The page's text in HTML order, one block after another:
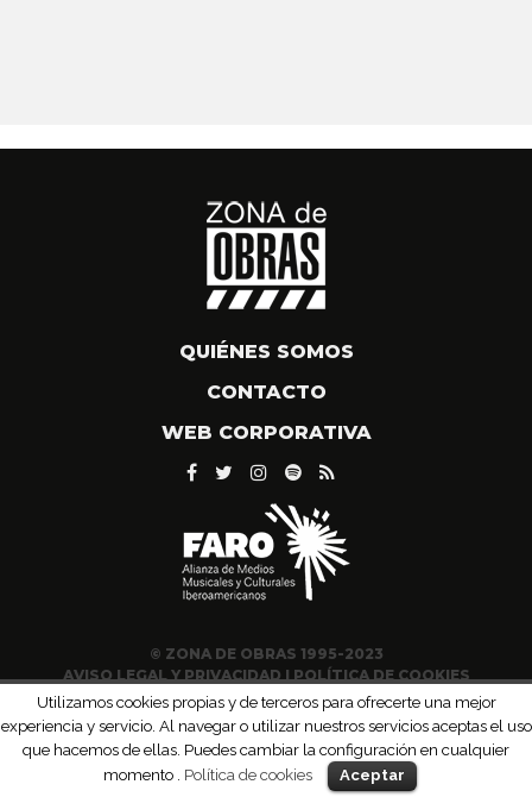
QUIÉNES SOMOS
CONTACTO
WEB CORPORATIVA
© ZONA DE OBRAS 1995-2023
AVISO LEGAL Y PRIVACIDAD | POLÍTICA DE COOKIES
Utilizamos cookies propias y de terceros para ofrecerte una mejor
experiencia y servicio. Al navegar o utilizar nuestros servicios aceptas el uso
que hacemos de ellas. Puedes cambiar la configuración en cualquier
momento . Política de cookies Aceptar